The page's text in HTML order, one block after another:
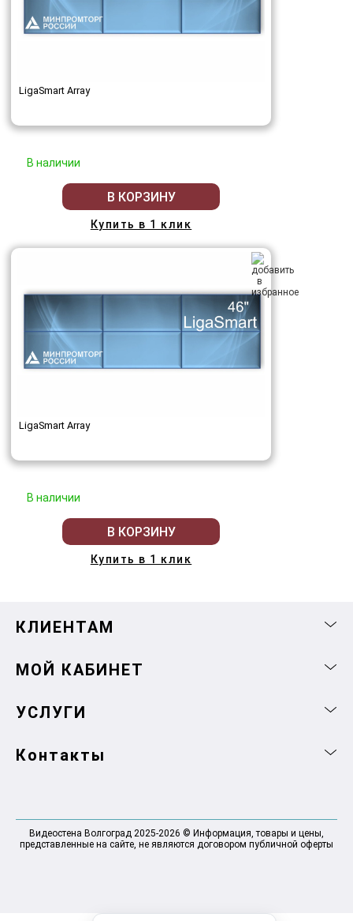
LigaSmart Array
В наличии
В КОРЗИНУ
Купить в 1 клик
LigaSmart Array
В наличии
В КОРЗИНУ
Купить в 1 клик
КЛИЕНТАМ
МОЙ КАБИНЕТ
УСЛУГИ
Контакты
Видеостена Волгоград 2025-2026 © Информация, товары и цены,
представленные на сайте, не являются договором публичной оферты